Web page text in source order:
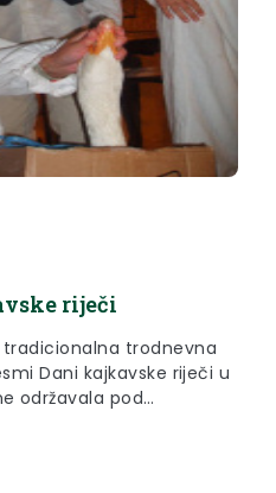
riječi
trodnevna
Dani kajkavske riječi u
održavala pod
sadržajima na